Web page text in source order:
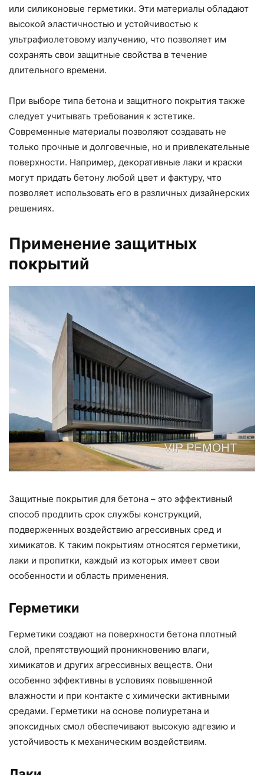
или силиконовые герметики. Эти материалы обладают
высокой эластичностью и устойчивостью к
ультрафиолетовому излучению, что позволяет им
сохранять свои защитные свойства в течение
длительного времени.
При выборе типа бетона и защитного покрытия также
следует учитывать требования к эстетике.
Современные материалы позволяют создавать не
только прочные и долговечные, но и привлекательные
поверхности. Например, декоративные лаки и краски
могут придать бетону любой цвет и фактуру, что
позволяет использовать его в различных дизайнерских
решениях.
Применение защитных
покрытий
Защитные покрытия для бетона – это эффективный
способ продлить срок службы конструкций,
подверженных воздействию агрессивных сред и
химикатов. К таким покрытиям относятся герметики,
лаки и пропитки, каждый из которых имеет свои
особенности и область применения.
Герметики
Герметики создают на поверхности бетона плотный
слой, препятствующий проникновению влаги,
химикатов и других агрессивных веществ. Они
особенно эффективны в условиях повышенной
влажности и при контакте с химически активными
средами. Герметики на основе полиуретана и
эпоксидных смол обеспечивают высокую адгезию и
устойчивость к механическим воздействиям.